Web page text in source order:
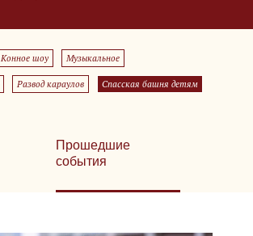
Конное шоу Музыкальное
Развод караулов Спасская башня детям
Прошедшие
события